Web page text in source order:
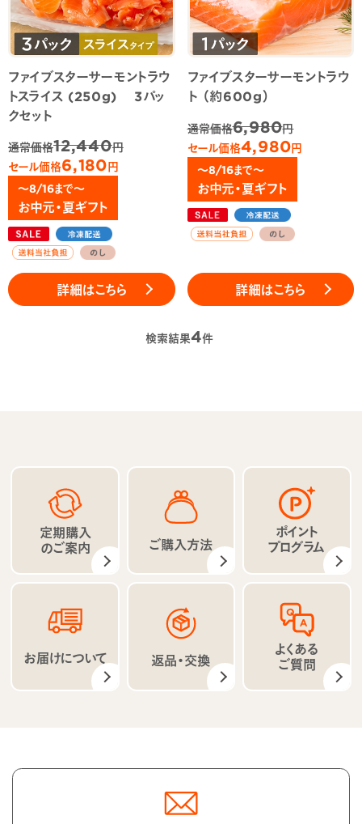
ファイブスターサーモントラウ
トスライス (250g) 3パッ
クセット
通常価格12,440円
セール価格6,180円
～8/16まで～
お中元・夏ギフト
詳細はこちら
ファイブスターサーモントラウ
ト （約600g）
通常価格6,980円
セール価格4,980円
～8/16まで～
お中元・夏ギフト
詳細はこちら
検索結果4件
定期購入
のご案内 ご購入方法
ポイント
プログラム
お届けについて 返品・交換
よくある
ご質問